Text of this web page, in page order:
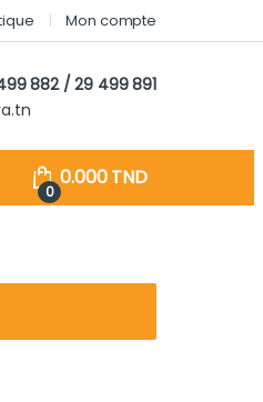
Mon compte
882 / 29 499 891
0
0.000TND